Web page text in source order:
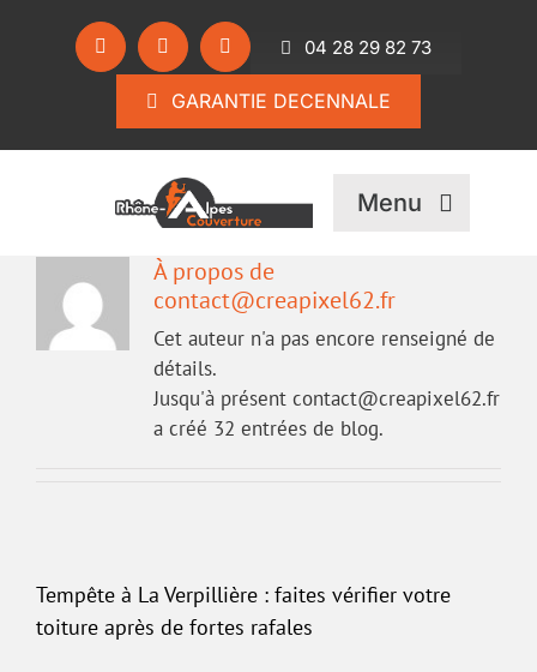
04 28 29 82 73
GARANTIE DECENNALE
Menu
À propos de
contact@creapixel62.fr
Cet auteur n'a pas encore renseigné de
détails.
Jusqu'à présent contact@creapixel62.fr
a créé 32 entrées de blog.
Tempête à La Verpillière : faites vérifier votre
toiture après de fortes rafales